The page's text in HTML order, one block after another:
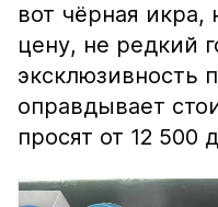
вот чёрная
цену, не редкий
эксклюзивность
оправдывает
просят от 12 500